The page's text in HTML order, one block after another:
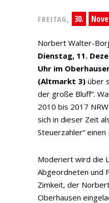
FREITAG, 30.
Norbert Walter-
Dienstag, 11.
Uhr im
(Altmarkt 3) über
der große Bluff“.
2010 bis 2017
sich in dieser Zeit
Steuerzahler“
Moderiert wird die
Abgeordneten und
Zimkeit, der
Oberhausen